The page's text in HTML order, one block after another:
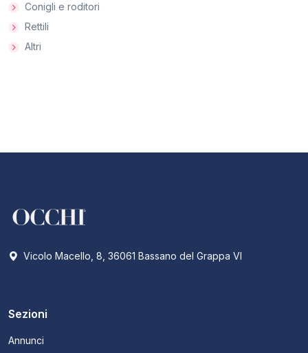
Conigli e roditori
Rettili
Altri
Vicolo Macello, 8, 36061 Bassano del Grappa VI
Sezioni
Annunci